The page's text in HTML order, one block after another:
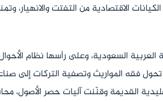
الاقتصادية من التفتت والانهيار،
السعودية، وعلى رأسها نظام
فقه المواريث وتصفية التركات إلى
القديمة وقنّنت آليات حصر الأصول،